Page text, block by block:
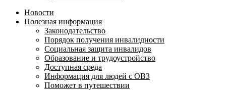
Новости
Полезная информация
Законодательство
Порядок получения инвалидности
Социальная защита инвалидов
Образование и трудоустройство
Доступная среда
Информация для людей с ОВЗ
Поможет в путешествии